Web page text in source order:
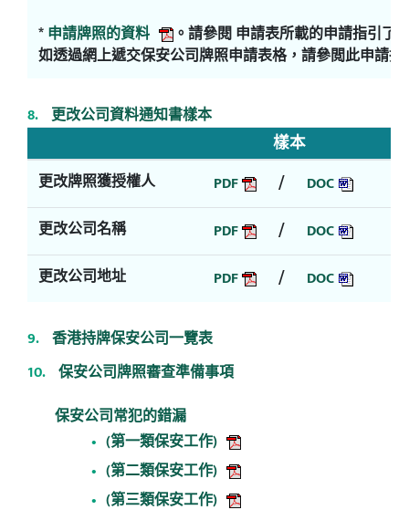
*申請牌照的資料
。請參閱 申請表所載的申請指引了
如透過網上遞交保安公司牌照申請表格，請參閲此申請指
更改公司資料通知書樣本
樣本
更改牌照獲授權人 PDF /
DOC
更改公司名稱
PDF /
DOC
更改公司地址
PDF / DOC
香港持牌保安公司一覽表
保安公司牌照審查準備事項
保安公司常犯的錯漏
(第一類保安工作)
(第二類保安工作)
(第三類保安工作)